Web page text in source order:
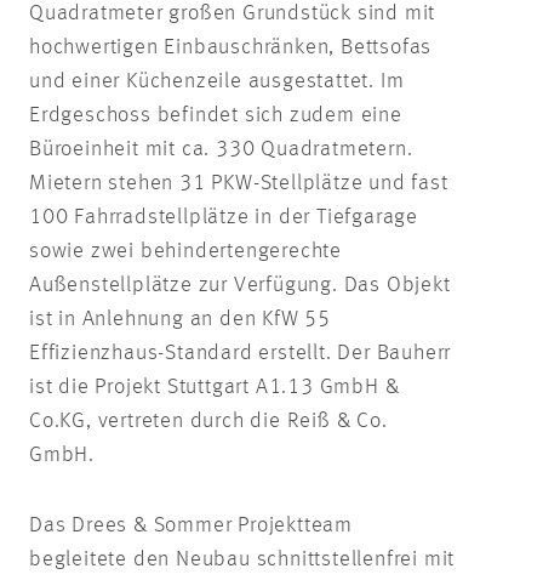
Quadratmeter großen Grundstück sind mit
hochwertigen Einbauschränken, Bettsofas
und einer Küchenzeile ausgestattet. Im
Erdgeschoss befindet sich zudem eine
Büroeinheit mit ca. 330 Quadratmetern.
Mietern stehen 31 PKW-Stellplätze und fast
100 Fahrradstellplätze in der Tiefgarage
sowie zwei behindertengerechte
Außenstellplätze zur Verfügung. Das Objekt
ist in Anlehnung an den KfW 55
Effizienzhaus-Standard erstellt. Der Bauherr
ist die Projekt Stuttgart A1.13 GmbH &
Co.KG, vertreten durch die Reiß & Co.
GmbH.
Das Drees & Sommer Projektteam
begleitete den Neubau schnittstellenfrei mit